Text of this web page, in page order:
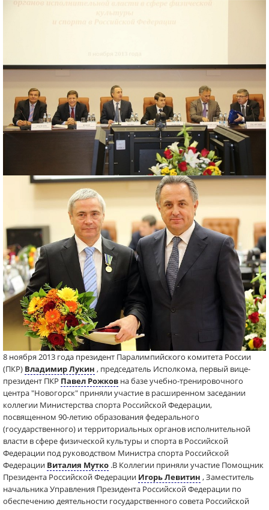
8 ноября 2013 года президент Паралимпийского комитета России
(ПКР) Владимир Лукин , председатель Исполкома, первый вице-
президент ПКР Павел Рожков на базе учебно-тренировочного
центра "Новогорск" приняли участие в расширенном заседании
коллегии Министерства спорта Российской Федерации,
посвященном 90-летию образования федерального
(государственного) и территориальных органов исполнительной
власти в сфере физической культуры и спорта в Российской
Федерации под руководством Министра спорта Российской
Федерации Виталия Мутко .В Коллегии приняли участие Помощник
Президента Российской Федерации Игорь Левитин , Заместитель
начальника Управления Президента Российской Федерации по
обеспечению деятельности государственного совета Российской